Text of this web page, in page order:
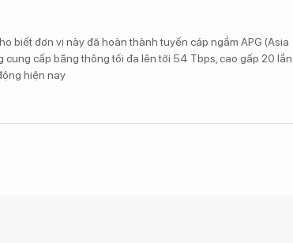
biết đơn vị này đã hoàn thành tuyến cáp ngầm APG (Asia
cung cấp băng thông tối đa lên tới 54 Tbps, cao gấp 20 lần
hiện nay